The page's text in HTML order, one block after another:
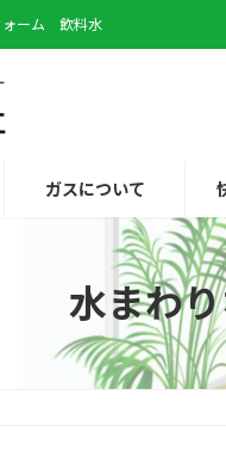
ーム 飲料水
ガスについて
水まわ